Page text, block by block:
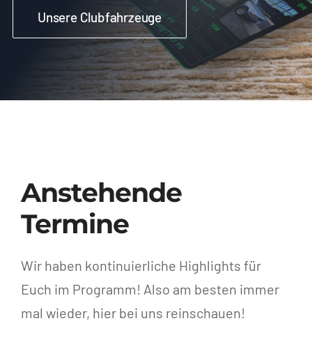
Unsere Clubfahrzeuge
Anstehende
Termine
Wir haben kontinuierliche Highlights für
Euch im Programm! Also am besten immer
mal wieder, hier bei uns reinschauen!